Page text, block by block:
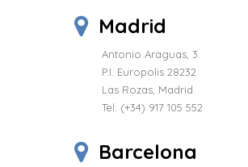
Madrid
Antonio Araguas, 3
P.I. Europolis 28232
Las Rozas, Madrid
Tel: (+34) 917 105 552
Barcelona